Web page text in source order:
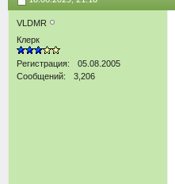
VLDMR
Клерк
Регистрация
05.08.2005
Сообщений
3,206